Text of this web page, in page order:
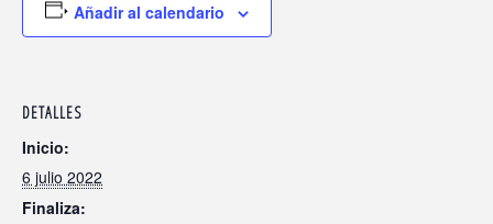
Añadir al calendario
DETALLES
Inicio:
6 julio 2022
Finaliza: